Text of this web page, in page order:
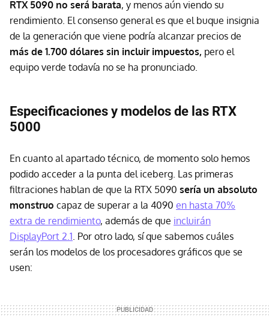
RTX 5090 no será barata, y menos aún viendo su
rendimiento. El consenso general es que el buque insignia
de la generación que viene podría alcanzar precios de
más de 1.700 dólares sin incluir impuestos, pero el
equipo verde todavía no se ha pronunciado.
Especificaciones y modelos de las RTX
5000
En cuanto al apartado técnico, de momento solo hemos
podido acceder a la punta del iceberg. Las primeras
filtraciones hablan de que la RTX 5090 sería un absoluto
monstruo capaz de superar a la 4090 en hasta 70%
extra de rendimiento, además de que incluirán
DisplayPort 2.1. Por otro lado, sí que sabemos cuáles
serán los modelos de los procesadores gráficos que se
usen: